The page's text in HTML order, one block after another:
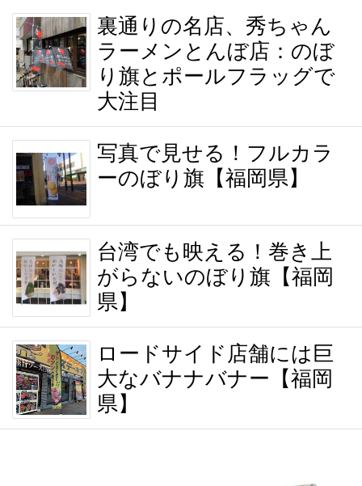
裏通りの名店、秀ちゃん
ラーメンとんぼ店：のぼ
り旗とポールフラッグで
大注目
写真で見せる！フルカラ
ーのぼり旗【福岡県】
台湾でも映える！巻き上
がらないのぼり旗【福岡
県】
ロードサイド店舗には巨
大なバナナバナー【福岡
県】